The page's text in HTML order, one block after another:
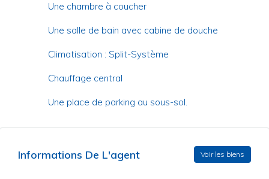
Une chambre à coucher
Une salle de bain avec cabine de douche
Climatisation : Split-Système
Chauffage central
Une place de parking au sous-sol.
Informations De L'agent Voir les biens